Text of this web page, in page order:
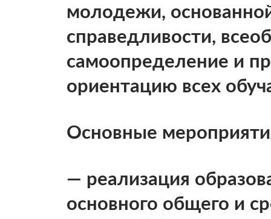
молодежи,
справедливости,
самоопределение и
ориентацию всех
Основные
— реализация
основного общего и